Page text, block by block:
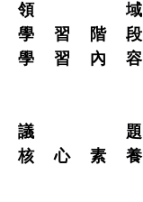
領域
學習階段
學習內容
議題
核心素養